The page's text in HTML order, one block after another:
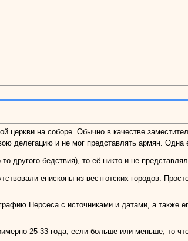
церкви на соборе. Обычно в качестве
делегацию и не мог представлять армян. Одна
другого бедствия), то её никто и не
епископы из вестготских городов.
Нерсеса с источниками и датами, а также
25-33 года, если больше или меньше, то